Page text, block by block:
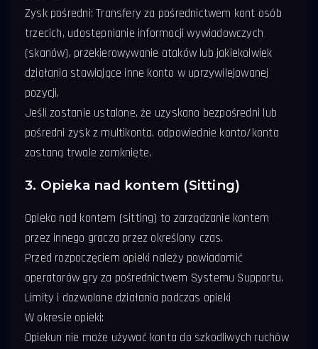
Zysk pośredni: Transfery za pośrednictwem kont osób
trzecich, udostępnianie informacji wywiadowczych
(skanów), przekierowywanie ataków lub jakiekolwiek
działania stawiające inne konto w uprzywilejowanej
pozycji.
Jeśli zostanie ustalone, że uzyskano bezpośredni lub
pośredni zysk z multikonta, odpowiednie konto/konta
zostaną trwale zamknięte.
3. Opieka nad kontem (Sitting)
Opieka nad kontem (sitting) to zarządzanie kontem
przez innego gracza przez określony czas.
Przed rozpoczęciem opieki należy powiadomić
operatorów gry za pośrednictwem Systemu Supportu.
Limity i dozwolone działania podczas opieki
W okresie opieki:
Opiekun nie może używać konta do szkodliwych ruchów